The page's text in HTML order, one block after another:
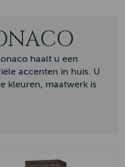
haalt u een
accenten in huis. U
kleuren, maatwerk is